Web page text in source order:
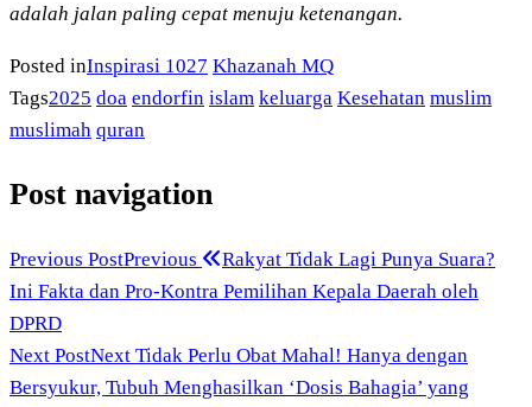
adalah jalan paling cepat menuju ketenangan.
Posted inInspirasi 1027 Khazanah MQ
Tags2025 doa endorfin islam keluarga Kesehatan muslim
muslimah quran
Post navigation
Previous PostPrevious
Rakyat Tidak Lagi Punya Suara?
Ini Fakta dan Pro-Kontra Pemilihan Kepala Daerah oleh
DPRD
Next PostNext Tidak Perlu Obat Mahal! Hanya dengan
Bersyukur, Tubuh Menghasilkan ‘Dosis Bahagia’ yang